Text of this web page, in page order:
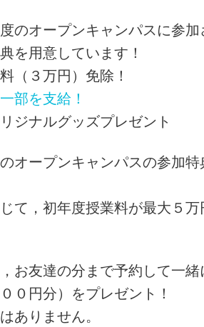
のオープンキャンパスに参
を用意しています！
（３万円）免除！
部を支給！
ジナルグッズプレゼント
オープンキャンパスの参加
て，初年度授業料が最大５
お友達の分まで予約して一
０円分）をプレゼント！
ありません。